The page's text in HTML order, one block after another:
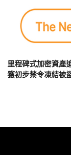
里程碑式加密資產
獲初步禁令凍結被